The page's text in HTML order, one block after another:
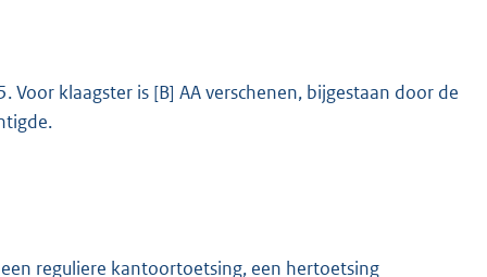
klaagster is [B] AA verschenen, bijgestaan door de
reguliere kantoortoetsing, een hertoetsing